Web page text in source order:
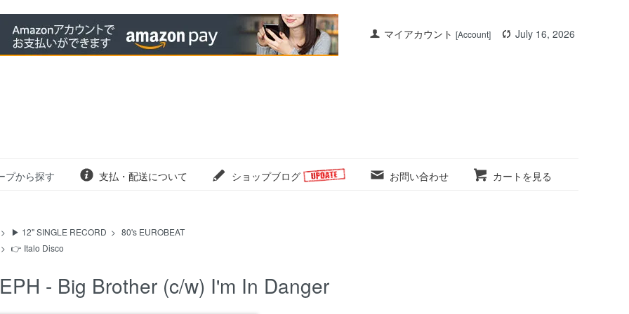
マイアカウント [Account] July 16, 2026
プから探す 支払・配送について ショップブログ お問い合わせ カートを見る
▶ 12" SINGLE RECORD > 80's EUROBEAT
👉 Italo Disco
- Big Brother (c/w) I'm In Danger